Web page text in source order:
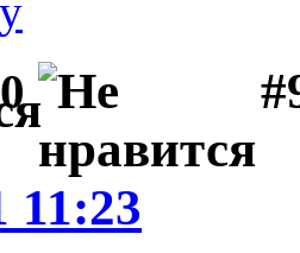
0
11:23